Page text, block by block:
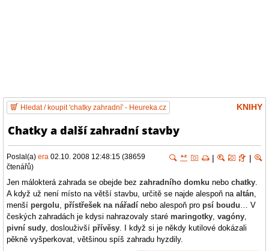
KNIHY
Hledat / koupit 'chatky zahradní' - Heureka.cz
Chatky a další zahradní stavby
| |
Poslal(a) era 02.10. 2008 12:48:15 (38659
čtenářů)
Jen málokterá zahrada se obejde bez zahradního domku nebo chatky
A když už není místo na větší stavbu, určitě se najde alespoň na altán
menší pergolu přístřešek na nářadí nebo alespoň pro psí boudu … V
českých zahradách je kdysi nahrazovaly staré maringotky vagóny
pivní sudy , doslouživší přívěsy . I když si je někdy kutilové dokázali
pěkně vyšperkovat, většinou spíš zahradu hyzdily.